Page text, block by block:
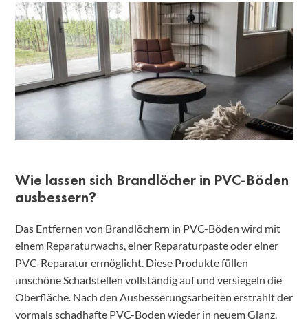
Wie lassen sich Brandlöcher in PVC-Böden
ausbessern?
Das Entfernen von Brandlöchern in PVC-Böden wird mit
einem Reparaturwachs, einer Reparaturpaste oder einer
PVC-Reparatur ermöglicht. Diese Produkte füllen
unschöne Schadstellen vollständig auf und versiegeln die
Oberfläche. Nach den Ausbesserungsarbeiten erstrahlt der
vormals schadhafte PVC-Boden wieder in neuem Glanz.